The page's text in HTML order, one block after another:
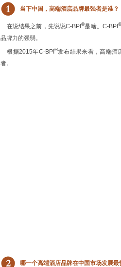
当下中国，高端酒店品牌最强者是谁？
在说结果之前，先说说C-BPI®是啥。C-BPI ®
品牌力的强弱。
根据2015年C-BPI ®发布结果来看，高端酒
者。
哪一个高端酒店品牌在中国市场发展最